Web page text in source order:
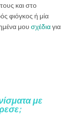
και στο
φιόγκος ή μία
μου σχέδιαγια
με